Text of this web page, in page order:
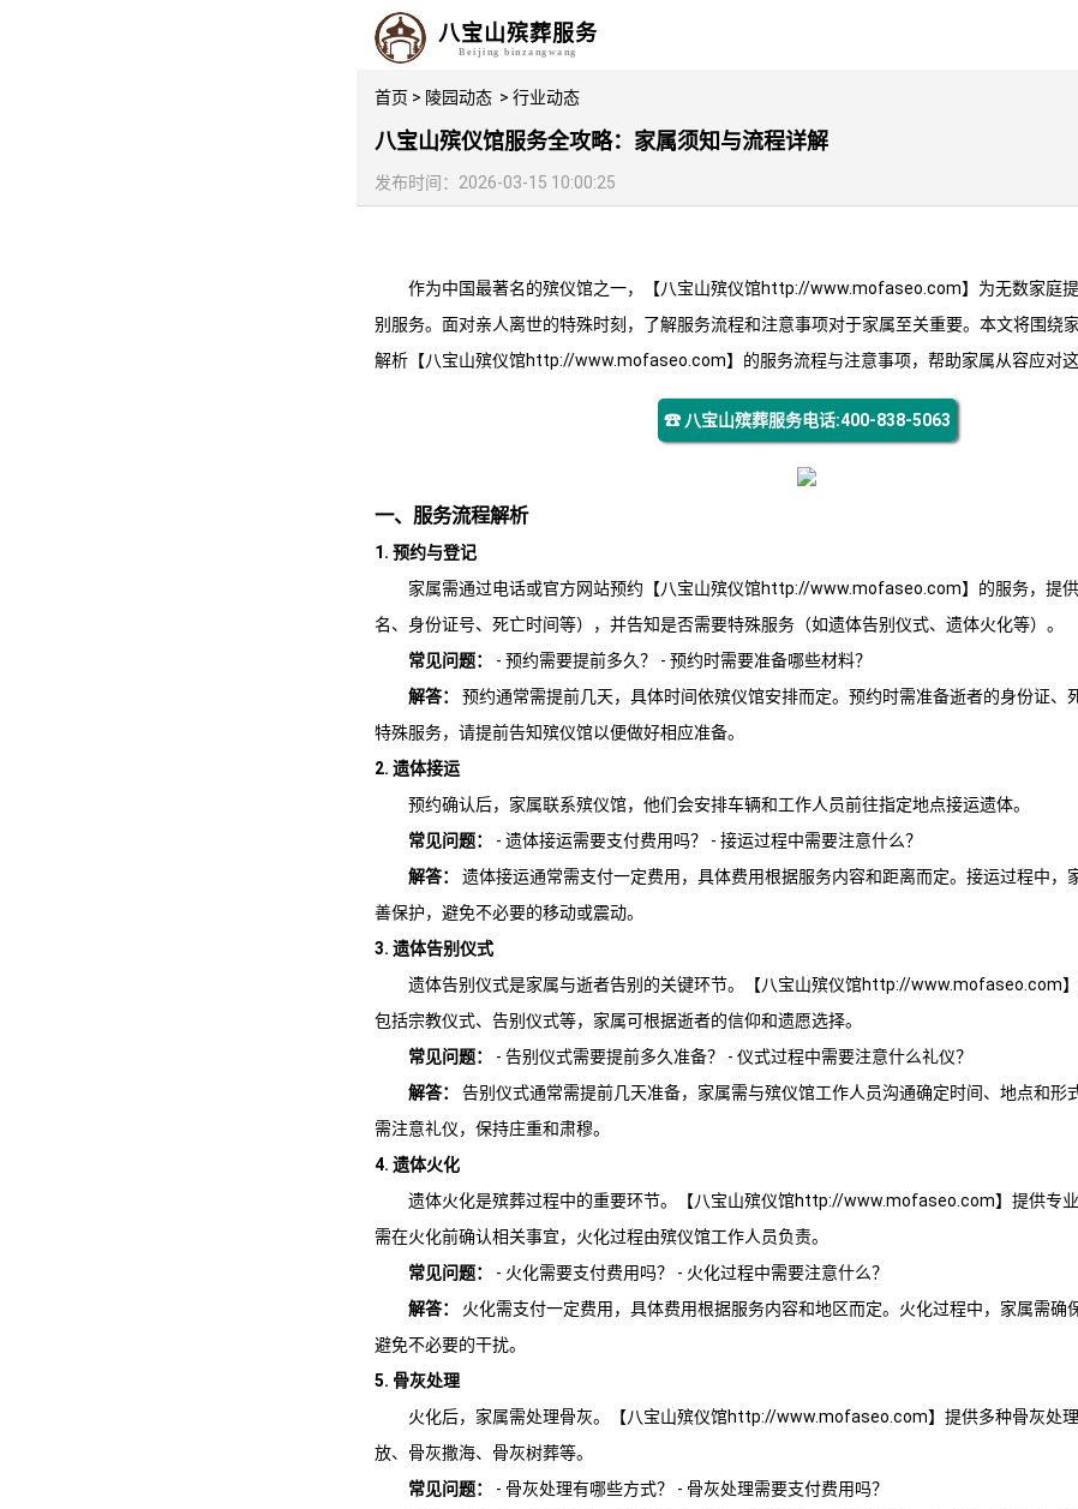
八宝山殡葬服务
Beijing binzangwang
首页 > 陵园动态 > 行业动态
八宝山殡仪馆服务全攻略：家属须知与流程详解
发布时间：2026-03-15 10:00:25
作为中国最著名的殡仪馆之一，【八宝山殡仪馆http://www.mofaseo.com】为无数家庭
别服务。面对亲人离世的特殊时刻，了解服务流程和注意事项对于家属至关重要。本文将围绕
解析【八宝山殡仪馆http://www.mofaseo.com】的服务流程与注意事项，帮助家属从容应对这
☎ 八宝山殡葬服务电话:400-838-5063
一、服务流程解析
1. 预约与登记
家属需通过电话或官方网站预约【八宝山殡仪馆http://www.mofaseo.com】的服务，提
名、身份证号、死亡时间等），并告知是否需要特殊服务（如遗体告别仪式、遗体火化等）。
常见问题：
- 预约需要提前多久？ - 预约时需要准备哪些材料？
解答：
预约通常需提前几天，具体时间依殡仪馆安排而定。预约时需准备逝者的身份证、
特殊服务，请提前告知殡仪馆以便做好相应准备。
2. 遗体接运
预约确认后，家属联系殡仪馆，他们会安排车辆和工作人员前往指定地点接运遗体。
常见问题：
- 遗体接运需要支付费用吗？ - 接运过程中需要注意什么？
解答：
遗体接运通常需支付一定费用，具体费用根据服务内容和距离而定。接运过程中，
善保护，避免不必要的移动或震动。
3. 遗体告别仪式
遗体告别仪式是家属与逝者告别的关键环节。【八宝山殡仪馆http://www.mofaseo.com】
包括宗教仪式、告别仪式等，家属可根据逝者的信仰和遗愿选择。
常见问题：
- 告别仪式需要提前多久准备？ - 仪式过程中需要注意什么礼仪？
解答：
告别仪式通常需提前几天准备，家属需与殡仪馆工作人员沟通确定时间、地点和形
需注意礼仪，保持庄重和肃穆。
4. 遗体火化
遗体火化是殡葬过程中的重要环节。【八宝山殡仪馆http://www.mofaseo.com】提供专
需在火化前确认相关事宜，火化过程由殡仪馆工作人员负责。
常见问题：
- 火化需要支付费用吗？ - 火化过程中需要注意什么？
解答：
火化需支付一定费用，具体费用根据服务内容和地区而定。火化过程中，家属需确
避免不必要的干扰。
5. 骨灰处理
火化后，家属需处理骨灰。【八宝山殡仪馆http://www.mofaseo.com】提供多种骨灰处
放、骨灰撒海、骨灰树葬等。
常见问题：
- 骨灰处理有哪些方式？ - 骨灰处理需要支付费用吗？